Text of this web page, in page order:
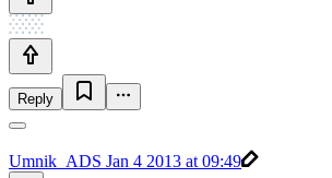
Reply
Umnik_ADS Jan 4 2013 at 09:49